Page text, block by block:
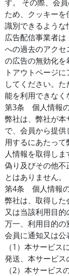
す。 その際、会
ため、クッキーを
識別できるような
広告配信事業者は
への過去のアクセ
の広告の無効化
トアウトページ
してください。
能を利用できなく
第3条 個人情報
弊社は、弊社が
で、会員から提
用するにあたっ
人情報を取得しま
偽り及びその他不
とはありません。
第4条 個人情報
弊社は、取得した
又は当該利用目的
万一、利用目的
会員に通知又は公
（1）本サービ
発送、本サービ
（2）本サービス